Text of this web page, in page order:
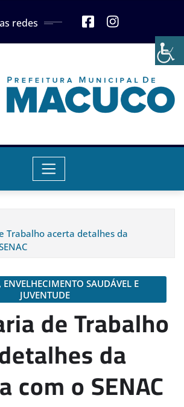
redes
Trabalho acerta detalhes da
SAUDÁVEL E
JUVENTUDE
de Trabalho
da
com o SENAC